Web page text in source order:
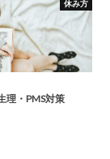
休み方
理・PMS対策